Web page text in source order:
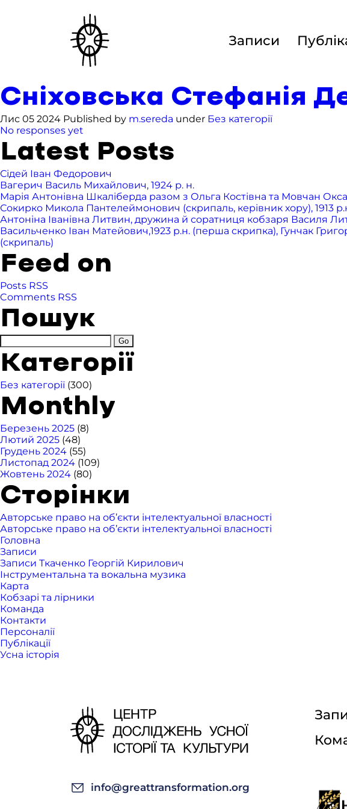
Записи
Сніховська Стефанія
Лис 05 2024 Published by m.sereda under Без категорії
No responses yet
Latest Posts
Сідей Іван Федорович
Вагерич Василь Михайлович, 1924 р. н.
Марія Антонівна Шкаліберда разом з Ольга Костівна та Мовчан
Сокирко Микола Пантелеймонович (скрипаль, керівник хору), 1913
Антоніна Іванівна Литвин, дружина й соратниця кобзаря Василя
Васильченко Іван Матейович,1923 р.н. (перша скрипка), Гунчак
(скрипаль)
Feed on
Posts RSS
Comments RSS
Пошук
Категорії
Без категорії (300)
Monthly
Березень 2025 (8)
Лютий 2025 (48)
Грудень 2024 (55)
Листопад 2024 (109)
Жовтень 2024 (80)
Сторінки
Авторське право на об’єкти інтелектуальної власності
Авторське право на об’єкти інтелектуальної власності
Головна
Записи
Записи Ткаченко Георгій Кирилович
Інструментальна та вокальна музика
Карта
Кобзарі та лірники
Команда
Контакти
Персоналії
Публікації
Усна історія
info@greattransformation.org